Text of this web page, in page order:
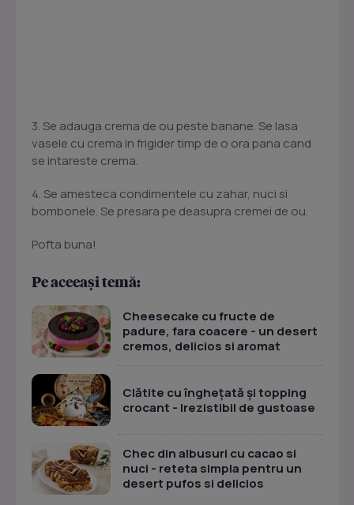
3. Se adauga crema de ou peste banane. Se lasa
vasele cu crema in frigider timp de o ora pana cand
se intareste crema.
4. Se amesteca condimentele cu zahar, nuci si
bombonele. Se presara pe deasupra cremei de ou.
Pofta buna!
Pe aceeași temă:
Cheesecake cu fructe de
padure, fara coacere - un desert
cremos, delicios si aromat
Clătite cu înghețată și topping
crocant - Irezistibil de gustoase
Chec din albusuri cu cacao si
nuci - reteta simpla pentru un
desert pufos si delicios